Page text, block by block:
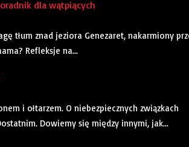
dla wątpiących
tłum znad jeziora Genezaret, nakarmiony
Refleksje na...
i ołtarzem. O niebezpiecznych związkach
Dowiemy się między innymi, jak...